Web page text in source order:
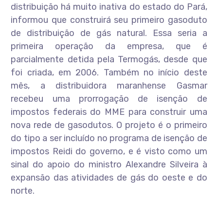
distribuição há muito inativa do estado do Pará,
informou que construirá seu primeiro gasoduto
de distribuição de gás natural. Essa seria a
primeira operação da empresa, que é
parcialmente detida pela Termogás, desde que
foi criada, em 2006. Também no início deste
mês, a distribuidora maranhense Gasmar
recebeu uma prorrogação de isenção de
impostos federais do MME para construir uma
nova rede de gasodutos. O projeto é o primeiro
do tipo a ser incluído no programa de isenção de
impostos Reidi do governo, e é visto como um
sinal do apoio do ministro Alexandre Silveira à
expansão das atividades de gás do oeste e do
norte.